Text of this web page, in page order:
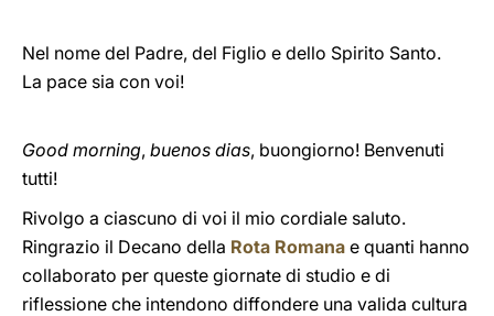
Nel nome del Padre, del Figlio e dello Spirito Santo.
La pace sia con voi!
Good morning, buenos dias, buongiorno! Benvenuti
tutti!
Rivolgo a ciascuno di voi il mio cordiale saluto.
Ringrazio il Decano della Rota Romana e quanti hanno
collaborato per queste giornate di studio e di
riflessione che intendono diffondere una valida cultura